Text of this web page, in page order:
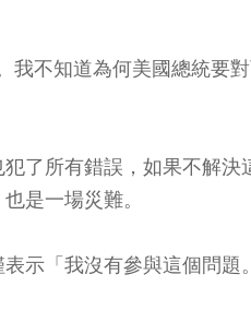
不知道為何美國總統要
了所有錯誤，如果不解
是一場災難。
示「我沒有參與這個問題